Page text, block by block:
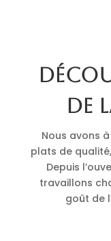
de
Nous avons
plats de
Depuis
travaillons
goût de